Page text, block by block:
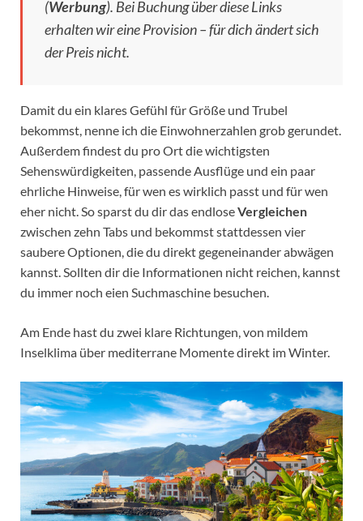
(Werbung). Bei Buchung über diese Links
erhalten wir eine Provision – für dich ändert sich
der Preis nicht.
Damit du ein klares Gefühl für Größe und Trubel
bekommst, nenne ich die Einwohnerzahlen grob gerundet.
Außerdem findest du pro Ort die wichtigsten
Sehenswürdigkeiten, passende Ausflüge und ein paar
ehrliche Hinweise, für wen es wirklich passt und für wen
eher nicht. So sparst du dir das endloseVergleichen
zwischen zehn Tabs und bekommst stattdessen vier
saubere Optionen, die du direkt gegeneinander abwägen
kannst. Sollten dir die Informationen nicht reichen, kannst
du immer noch eien Suchmaschine besuchen.
Am Ende hast du zwei klare Richtungen, von mildem
Inselklima über mediterrane Momente direkt im Winter.